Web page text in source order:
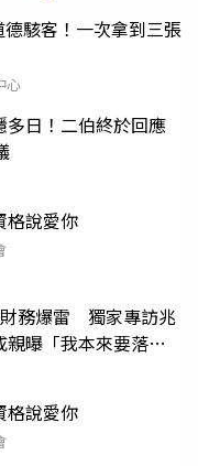
駭客！一次拿到三張
心
多日！二伯終於回應
格說愛你
務爆雷 獨家專訪兆
親曝「我本來要落
格說愛你